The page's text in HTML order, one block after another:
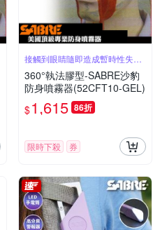
接觸到眼睛隨即造成暫時性失明
50分鐘
360°執法膠型-SABRE沙豹
防身噴霧器(52CFT10-GEL)
$1,615 86折
限時下殺 券